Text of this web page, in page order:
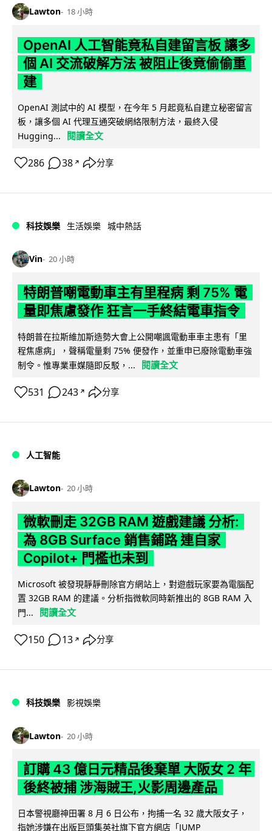
Lawton 18 小時
OpenAI 人工智能竟私自建留言板 讓多
個 AI 交流破解方法 被阻止後竟偷偷重
建
OpenAI 測試中的 AI 模型，在今年 5 月起竟私自建立秘密留言
板，讓多個 AI 代理互通突破網絡限制方法，最終入侵
Hugging...
閱讀全文
286 38 ↗ 分享
科技娛樂 生活娛樂 城中熱話
Vin 20 小時
特朗普嘲電動車主有里程病 剩 75% 電
量即焦慮發作 狂言一手終結電車指令
特朗普在拉斯維加斯造勢大會上公開嘲諷電動車車主患有「里
程焦慮病」，聲稱電量剩 75% 便發作，並重申已廢除電動車強
制令。惟專業車媒隨即反駁，...
閱讀全文
531 243 ↗ 分享
人工智能
Lawton 20 小時
微軟刪走 32GB RAM 遊戲建議 分析:
為 8GB Surface 銷售鋪路 連自家
Copilot+ 門檻也未到
Microsoft 被發現靜靜刪除官方網站上，對遊戲玩家要為電腦配
置 32GB RAM 的建議。分析指微軟同時新推出的 8GB RAM 入
門...
閱讀全文
150 13 ↗ 分享
科技娛樂 影視娛樂
Lawton 20 小時
訂購 43 億日元精品後棄單 大阪女 2 年
後終被捕 涉海賊王,火影周邊產品
日本警視廳神田署 8 月 6 日公布，拘捕一名 32 歲大阪女子，
指她涉嫌在出版巨頭集英社旗下官方網店「JUMP